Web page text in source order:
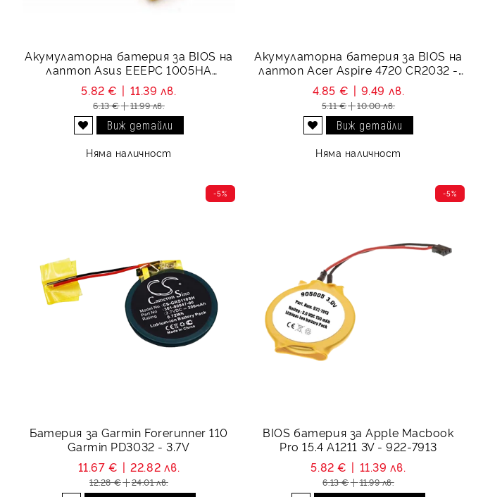
Акумулаторна батерия за BIOS на
лаптоп Asus EEEPC 1005HA
ML1220 3V 17 mAh
5.82 € 11.39 лв.
6.13 € 11.99 лв.
Виж детайли
Няма наличност
Акумулаторна батерия за BIOS на
лаптоп Acer Aspire 4720 CR2032 -
3V
4.85 € 9.49 лв.
5.11 € 10.00 лв.
Виж детайли
Няма наличност
Батерия за Garmin Forerunner 110
Garmin PD3032 - 3.7V
-5%
11.67 € 22.82 лв.
12.28 € 24.01 лв.
BIOS батерия за Apple Macbook
Pro 15.4 A1211 3V - 922-7913
-5%
5.82 € 11.39 лв.
6.13 € 11.99 лв.